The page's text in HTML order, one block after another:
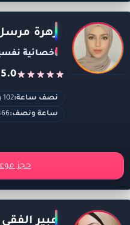
زهرة
اخصائية
5.0
نصف ساعة:102 ريال
ساعة ونصف:366
حجز
عبير الفقي